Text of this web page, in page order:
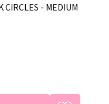
CIRCLES - MEDIUM